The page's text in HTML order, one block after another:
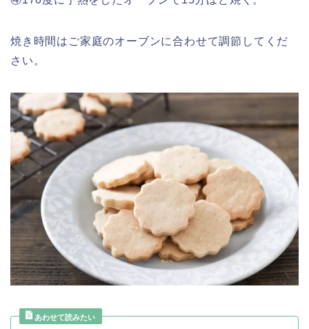
焼き時間はご家庭のオーブンに合わせて調節してくだ
さい。